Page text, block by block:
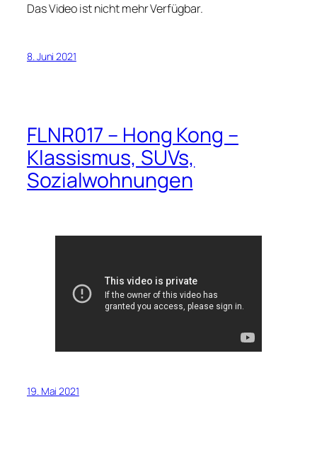
Das Video ist nicht mehr Verfügbar.
8. Juni 2021
FLNR017 – Hong Kong –
Klassismus, SUVs,
Sozialwohnungen
19. Mai 2021